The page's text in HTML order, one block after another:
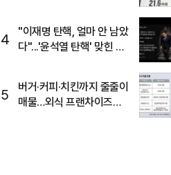
4
"이재명 탄핵, 얼마 안 남았
다"...'윤석열 탄핵' 맞힌 무
5
버거·커피·치킨까지 줄줄이
매물…외식 프랜차이즈